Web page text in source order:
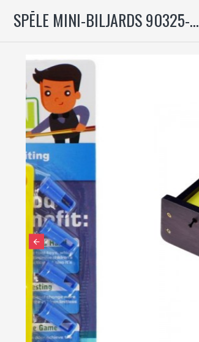
SPĒLE MINI-BILJARDS 90325-...